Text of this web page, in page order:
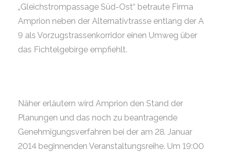
„Gleichstrompassage Süd-Ost“ betraute Firma
Amprion neben der Alternativtrasse entlang der A
9 als Vorzugstrassenkorridor einen Umweg über
das Fichtelgebirge empfiehlt.
Näher erläutern wird Amprion den Stand der
Planungen und das noch zu beantragende
Genehmigungsverfahren bei der am 28. Januar
2014 beginnenden Veranstaltungsreihe. Um 19:00